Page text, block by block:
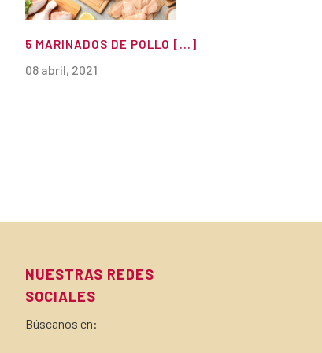
5 MARINADOS DE POLLO [...]
08 abril, 2021
NUESTRAS REDES
SOCIALES
Búscanos en: